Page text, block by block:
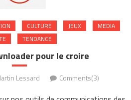
CULTURE JEUX
MEDIA
TENDANCE
pour le croire
Lessard Comments(3)